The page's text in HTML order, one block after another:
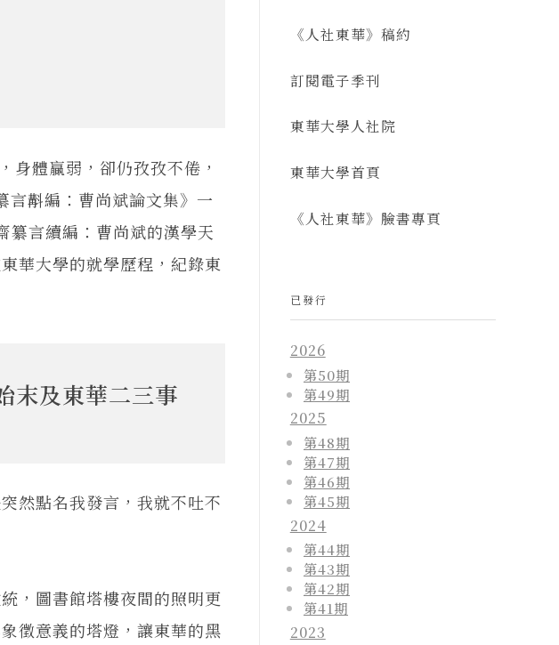
體贏弱，卻仍孜孜不倦，
斠編：曹尚斌論文集》一
纂言續編：曹尚斌的漢學天
華大學的就學歷程，紀錄東
及東華二三事
然點名我發言，我就不吐不
，圖書館塔樓夜間的照明更
徵意義的塔燈，讓東華的黑
《人社東華》稿約
訂閱電子季刊
東華大學人社院
東華大學首頁
《人社東華》臉書專頁
已發行
2026
第50期
第49期
2025
第48期
第47期
第46期
第45期
2024
第44期
第43期
第42期
第41期
2023